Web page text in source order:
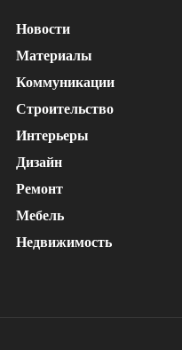
Новости
Материалы
Коммуникации
Строительство
Интерьеры
Дизайн
Ремонт
Мебель
Недвижимость